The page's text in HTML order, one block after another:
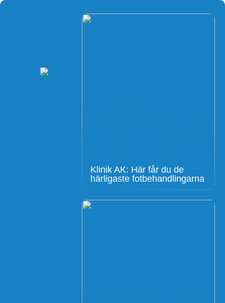
Klinik AK: Här får du de
härligaste fotbehandlingarna